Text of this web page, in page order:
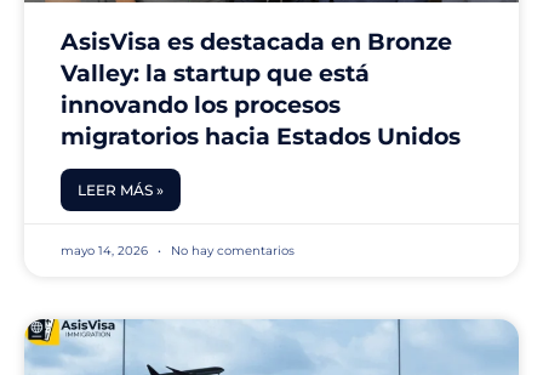
AsisVisa es destacada en Bronze
Valley: la startup que está
innovando los procesos
migratorios hacia Estados Unidos
LEER MÁS »
mayo 14, 2026 No hay comentarios